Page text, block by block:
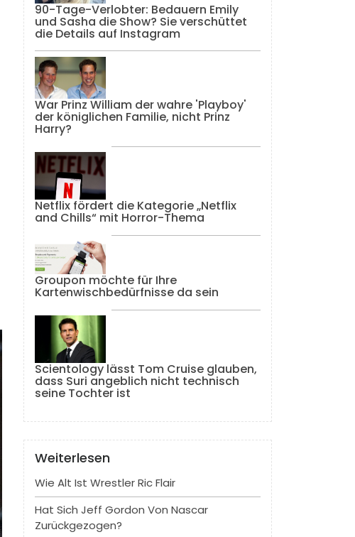
90-Tage-Verlobter: Bedauern Emily
und Sasha die Show? Sie verschüttet
die Details auf Instagram
War Prinz William der wahre 'Playboy'
der königlichen Familie, nicht Prinz
Harry?
Netflix fördert die Kategorie „Netflix
and Chills“ mit Horror-Thema
Groupon möchte für Ihre
Kartenwischbedürfnisse da sein
Scientology lässt Tom Cruise glauben,
dass Suri angeblich nicht technisch
seine Tochter ist
Weiterlesen
Wie Alt Ist Wrestler Ric Flair
Hat Sich Jeff Gordon Von Nascar
Zurückgezogen?